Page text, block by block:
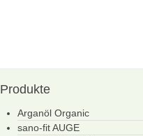
Produkte
Arganöl Organic
sano-fit AUGE